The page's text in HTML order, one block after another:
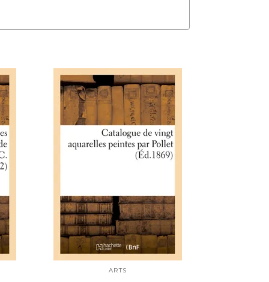
ARTS